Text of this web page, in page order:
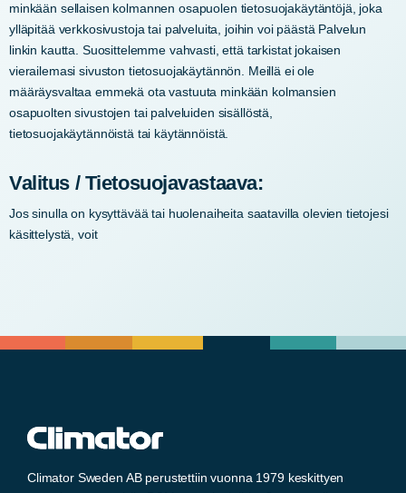
minkään sellaisen kolmannen osapuolen tietosuojakäytäntöjä, joka
ylläpitää verkkosivustoja tai palveluita, joihin voi päästä Palvelun
linkin kautta. Suosittelemme vahvasti, että tarkistat jokaisen
vierailemasi sivuston tietosuojakäytännön. Meillä ei ole
määräysvaltaa emmekä ota vastuuta minkään kolmansien
osapuolten sivustojen tai palveluiden sisällöstä,
tietosuojakäytännöistä tai käytännöistä.
Valitus / Tietosuojavastaava:
Jos sinulla on kysyttävää tai huolenaiheita saatavilla olevien tietojesi
käsittelystä, voit
Climator Sweden AB perustettiin vuonna 1979 keskittyen